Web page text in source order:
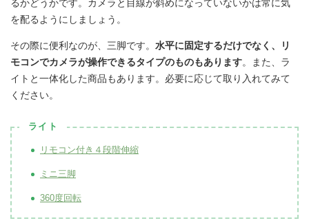
るかどうかです。カメラと目線が斜めになっていないかは常に気
を配るようにしましょう。
その際に便利なのが、三脚です。 水平に固定するだけでなく、リ
モコンでカメラが操作できるタイプのものもあります。また、ラ
イトと一体化した商品もあります。必要に応じて取り入れてみて
ください。
ライト
リモコン付き４段階伸縮
ミニ三脚
360度回転